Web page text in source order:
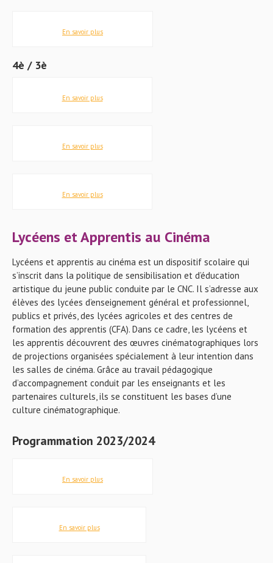
En savoir plus
4è / 3è
En savoir plus
En savoir plus
En savoir plus
Lycéens et Apprentis au Cinéma
Lycéens et apprentis au cinéma est un dispositif scolaire qui
s’inscrit dans la politique de sensibilisation et d’éducation
artistique du jeune public conduite par le CNC. Il s’adresse aux
élèves des lycées d’enseignement général et professionnel,
publics et privés, des lycées agricoles et des centres de
formation des apprentis (CFA). Dans ce cadre, les lycéens et
les apprentis découvrent des œuvres cinématographiques lors
de projections organisées spécialement à leur intention dans
les salles de cinéma. Grâce au travail pédagogique
d’accompagnement conduit par les enseignants et les
partenaires culturels, ils se constituent les bases d’une
culture cinématographique.
Programmation 2023/2024
En savoir plus
En savoir plus